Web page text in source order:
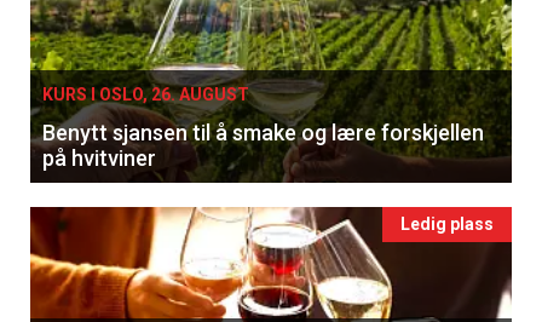
Registrer deg
KURS I OSLO, 26. AUGUST
Benytt sjansen til å smake og lære forskjellen
på hvitviner
Ledig plass